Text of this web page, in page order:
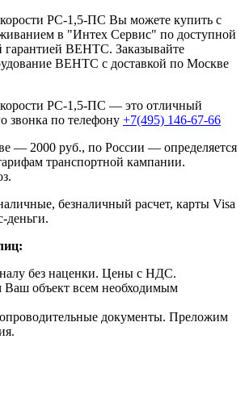
РС-1,5-ПС Вы можете купить с
в "Интех Сервис" по доступной
гарантией ВЕНТС. Заказывайте
ВЕНТС с доставкой по Москве
РС-1,5-ПС — это отличный
по телефону +7(495) 146-67-66
— 2000 руб., по России — определяется
транспортной кампании.
безналичный расчет, карты Visa
деньги.
без наценки. Цены с НДС.
Ваш объект всем необходимым
документы. Преложим